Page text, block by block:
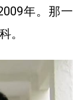
年。那一
。